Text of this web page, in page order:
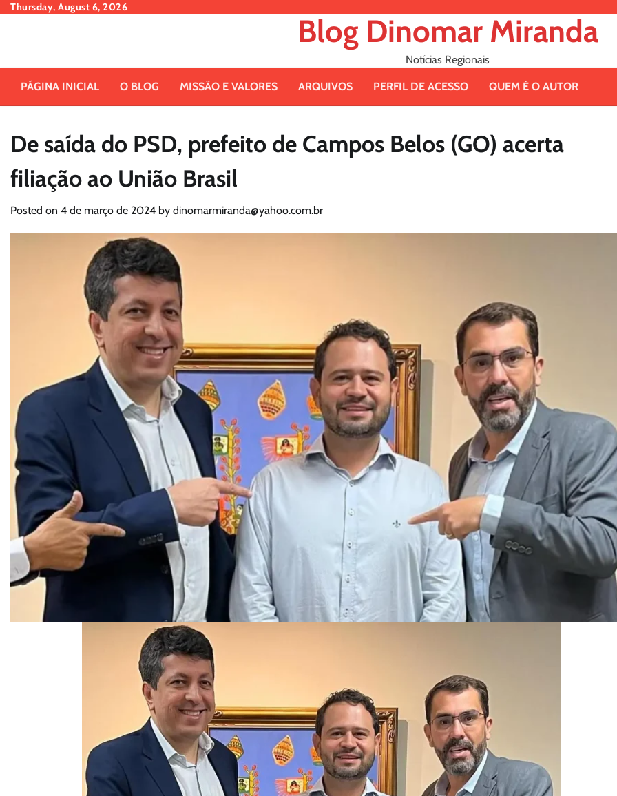
SkipThursday, August 6, 2026
Blog Dinomar Miranda
Notícias Regionais
PÁGINA INICIAL O BLOG MISSÃO E VALORES ARQUIVOS PERFIL DE ACESSO QUEM É O AUTOR
De saída do PSD, prefeito de Campos Belos (GO) acerta
filiação ao União Brasil
Posted on 4 de março de 2024 by dinomarmiranda@yahoo.com.br